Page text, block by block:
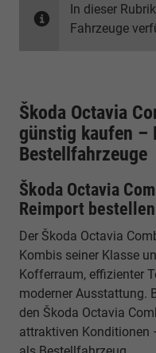
In dieser
Fahrzeuge
Škoda Octavia
günstig kaufen –
Bestellfahrzeuge
Škoda Octavia
Reimport bestellen
Der Škoda Octavia
Kombis seiner Klasse
Kofferraum, effizienter
moderner Ausstattung.
den Škoda Octavia
attraktiven Konditionen